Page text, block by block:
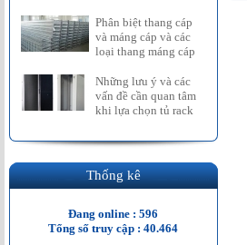
Phân biệt thang cáp
và máng cáp và các
loại thang máng cáp
Những lưu ý và các
vấn đề cần quan tâm
khi lựa chọn tủ rack
Thống kê
Đang online : 596
Tổng số truy cập : 40.464